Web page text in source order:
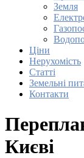
Земля
Ціни
Нерухомість
Статті
Земельні
Контакти
Києві